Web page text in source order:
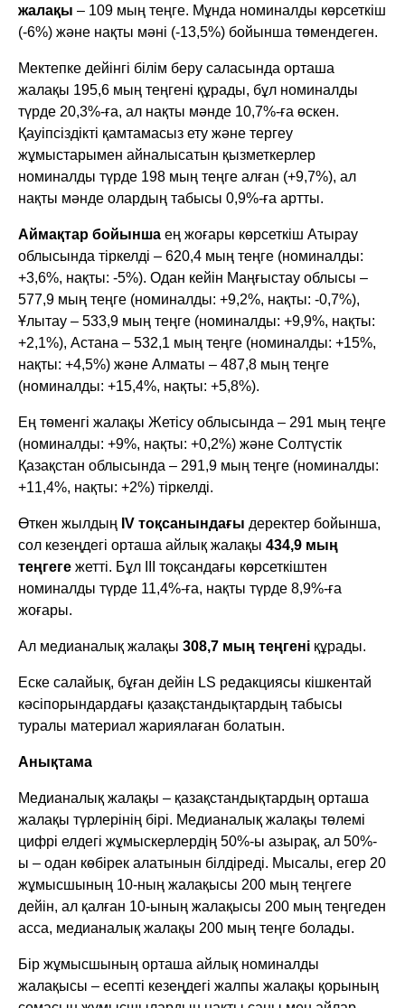
жалақы – 109 мың теңге. Мұнда номиналды көрсеткіш
(-6%) және нақты мәні (-13,5%) бойынша төмендеген.
Мектепке дейінгі білім беру саласында орташа
жалақы 195,6 мың теңгені құрады, бұл номиналды
түрде 20,3%-ға, ал нақты мәнде 10,7%-ға өскен.
Қауіпсіздікті қамтамасыз ету және тергеу
жұмыстарымен айналысатын қызметкерлер
номиналды түрде 198 мың теңге алған (+9,7%), ал
нақты мәнде олардың табысы 0,9%-ға артты.
Аймақтар бойынша ең жоғары көрсеткіш Атырау
облысында тіркелді – 620,4 мың теңге (номиналды:
+3,6%, нақты: -5%). Одан кейін Маңғыстау облысы –
577,9 мың теңге (номиналды: +9,2%, нақты: -0,7%),
Ұлытау – 533,9 мың теңге (номиналды: +9,9%, нақты:
+2,1%), Астана – 532,1 мың теңге (номиналды: +15%,
нақты: +4,5%) және Алматы – 487,8 мың теңге
(номиналды: +15,4%, нақты: +5,8%).
Ең төменгі жалақы Жетісу облысында – 291 мың теңге
(номиналды: +9%, нақты: +0,2%) және Солтүстік
Қазақстан облысында – 291,9 мың теңге (номиналды:
+11,4%, нақты: +2%) тіркелді.
Өткен жылдың IV тоқсанындағы деректер бойынша,
сол кезеңдегі орташа айлық жалақы434,9 мың
теңгеге жетті. Бұл III тоқсандағы көрсеткіштен
номиналды түрде 11,4%-ға, нақты түрде 8,9%-ға
жоғары.
Ал медианалық жалақы308,7 мың теңгені құрады.
Еске салайық, бұған дейін LS редакциясы кішкентай
кәсіпорындардағы қазақстандықтардың табысы
туралы материал жариялаған болатын.
Анықтама
Медианалық жалақы – қазақстандықтардың орташа
жалақы түрлерінің бірі. Медианалық жалақы төлемі
цифрі елдегі жұмыскерлердің 50%-ы азырақ, ал 50%-
ы – одан көбірек алатынын білдіреді. Мысалы, егер 20
жұмысшының 10-ның жалақысы 200 мың теңгеге
дейін, ал қалған 10-ының жалақысы 200 мың теңгеден
асса, медианалық жалақы 200 мың теңге болады.
Бір жұмысшының орташа айлық номиналды
жалақысы – есепті кезеңдегі жалпы жалақы қорының